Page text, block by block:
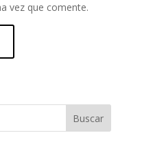
vez que comente.
Buscar